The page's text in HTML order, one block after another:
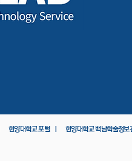
한양대학교 포털 ㅣ 한양대학교 백남학술정보